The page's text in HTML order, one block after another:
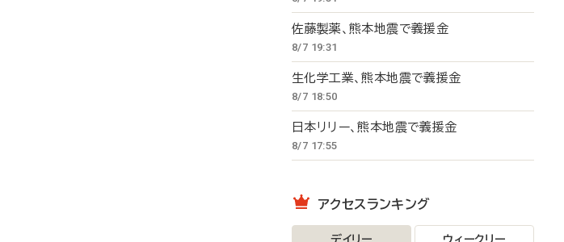
佐藤製薬、熊本地震で義援金
8/7 19:31
生化学工業、熊本地震で義援金
8/7 18:50
日本リリー、熊本地震で義援金
8/7 17:55
アクセスランキング
デイリー ウィークリー